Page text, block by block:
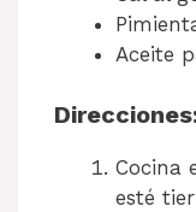
Aceite
Cocina
esté